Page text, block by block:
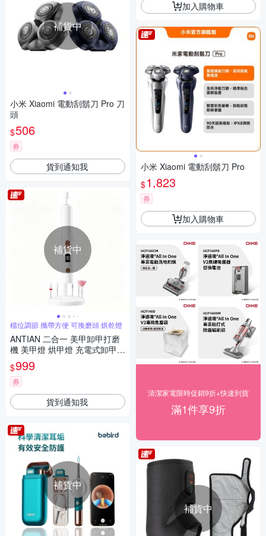
補貨中
小米 Xiaomi 電動刮鬍刀 Pro 刀
頭
$506
券
貨到通知我
補貨中
檔位調節 攜帶方便 可換磨頭 烘乾燈
ANTIAN 二合一 美甲卸甲打磨
機 美甲燈 烘甲燈 充電式卸甲器
指甲拋光機 磨甲器
$999
券
貨到通知我
補貨中
加入購物車
小米 Xiaomi 電動刮鬍刀 Pro
$1,823
券
加入購物車
清潔家電限時促銷9折+快速到貨
滿1件享9折
補貨中